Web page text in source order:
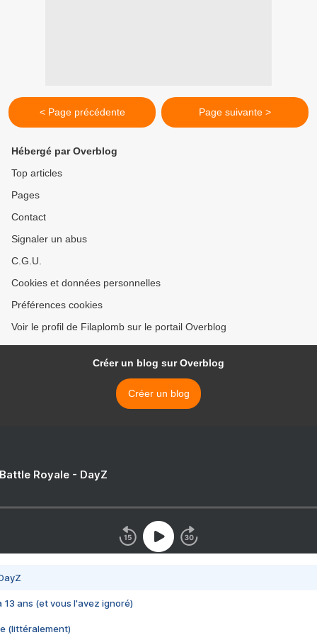
< Page précédente Page suivante >
Hébergé par Overblog
Top articles
Pages
Contact
Signaler un abus
C.G.U.
Cookies et données personnelles
Préférences cookies
Voir le profil de Filaplomb sur le portail Overblog
Créer un blog sur Overblog
Créer un blog
Royale - DayZ
13 ans (et vous l'avez ignoré)
(littéralement)